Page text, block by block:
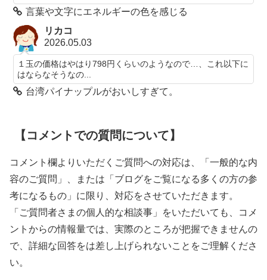
言葉や文字にエネルギーの色を感じる
リカコ
2026.05.03
１玉の価格はやはり798円くらいのようなので…、これ以下に
はならなそうなの...
台湾パイナップルがおいしすぎて。
【コメントでの質問について】
コメント欄よりいただくご質問への対応は、「一般的な内
容のご質問」、または「ブログをご覧になる多くの方の参
考になるもの」に限り、対応をさせていただきます。
「ご質問者さまの個人的な相談事」をいただいても、コメ
ントからの情報量では、実際のところが把握できませんの
で、詳細な回答をは差し上げられないことをご理解くださ
い。